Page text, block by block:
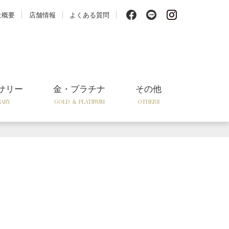
リー 金・プラチナ
GOLD ＆ PLATINUM
その他
OTHERS
概要 店舗情報 よくある質問 f l i